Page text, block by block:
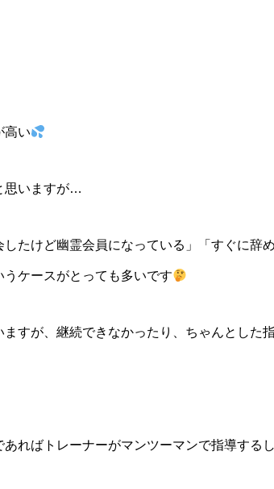
高い
思いますが…
たけど幽霊会員になっている」「すぐに辞
ケースがとっても多いです
すが、継続できなかったり、ちゃんとした
ればトレーナーがマンツーマンで指導する